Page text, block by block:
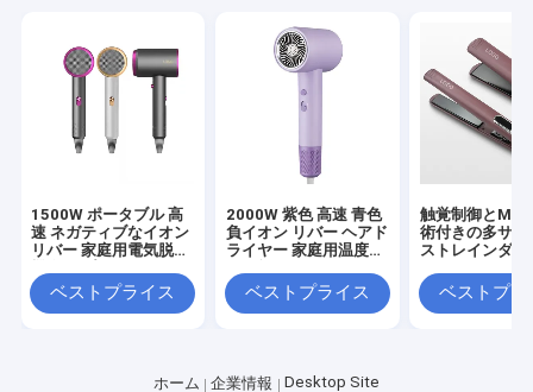
1500W ポータブル 高
速 ネガティブなイオン
リバー 家庭用電気脱毛
ナルベストプライス
2000W 紫色 高速 青色
負イオン リバー ヘアド
ライヤー 家庭用温度調
ベストプライス
触覚制御と
術付きの多サイ
ストレインダー
ベストプラ
ホーム 企業情報 Desktop Site